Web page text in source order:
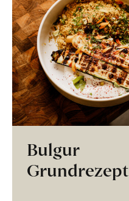
Bulgur
Grundrezept